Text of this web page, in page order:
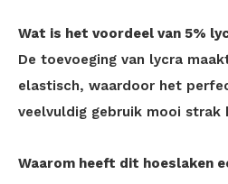
Wat is het voordeel van 5%
De toevoeging van lycra
elastisch, waardoor het
veelvuldig gebruik mooi strak
Waarom heeft dit hoeslaken